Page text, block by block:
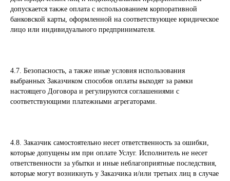
допускается также оплата с использованием корпоративной
банковской карты, оформленной на соответствующее юридическое
лицо или индивидуального предпринимателя.
4.7. Безопасность, а также иные условия использования
выбранных Заказчиком способов оплаты выходят за рамки
настоящего Договора и регулируются соглашениями с
соответствующими платежными агрегаторами.
4.8. Заказчик самостоятельно несет ответственность за ошибки,
которые допущены им при оплате Услуг. Исполнитель не несет
ответственности за убытки и иные неблагоприятные последствия,
которые могут возникнуть у Заказчика и/или третьих лиц в случае